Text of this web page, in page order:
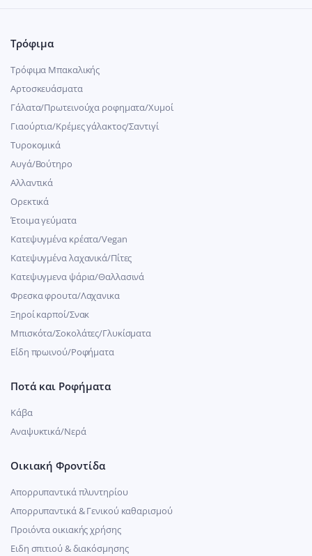
Τρόφιμα
Τρόφιμα Μπακαλικής
Αρτοσκευάσματα
Γάλατα/Πρωτεινούχα ροφηματα/Χυμοί
Γιαούρτια/Κρέμες γάλακτος/Σαντιγί
Τυροκομικά
Αυγά/Βούτηρο
Αλλαντικά
Ορεκτικά
Έτοιμα γεύματα
Κατεψυγμένα κρέατα/Vegan
Kατεψυγμένα λαχανικά/Πίτες
Κατεψυγμενα ψάρια/Θαλλασινά
Φρεσκα φρουτα/Λαχανικα
Ξηροί καρποί/Σνακ
Μπισκότα/Σοκολάτες/Γλυκίσματα
Είδη πρωινού/Ροφήματα
Ποτά και Ροφήματα
Κάβα
Αναψυκτικά/Νερά
Οικιακή Φροντίδα
Απορρυπαντικά πλυντηρίου
Απορρυπαντικά & Γενικού καθαρισμού
Προιόντα οικιακής χρήσης
Ειδη σπιτιού & διακόσμησης